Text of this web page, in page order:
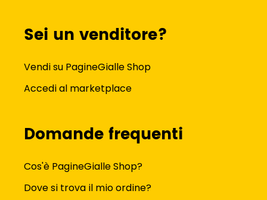
Sei un venditore?
Vendi su PagineGialle Shop
Accedi al marketplace
Domande frequenti
Cos'è PagineGialle Shop?
Dove si trova il mio ordine?